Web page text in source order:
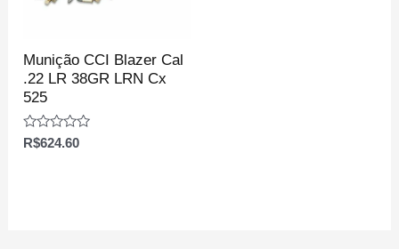
Munição CCI Blazer Cal
.22 LR 38GR LRN Cx
525
Avaliação
0
R$624.60